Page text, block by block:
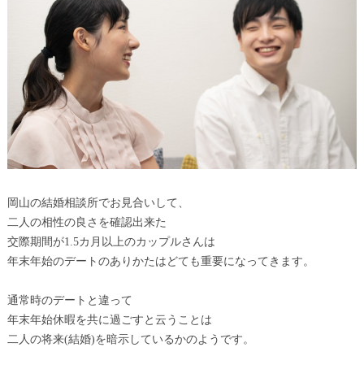
岡山の結婚相談所でお見合いして、
二人の相性の良さを確認出来た
交際期間が1.5カ月以上のカップルさんは
年末年始のデートのありかたはどても重要になってきます。
通常時のデートと違って
年末年始休暇を共に過ごすと云うことは
二人の将来(結婚)を暗示しているかのようです。